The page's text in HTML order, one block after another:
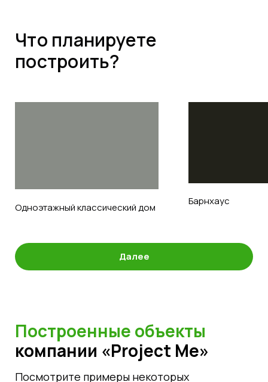
Что планируете
построить?
Одноэтажный классический дом
Барнхаус
Далее
Построенные объекты
компании «Project Me»
Посмотрите примеры некоторых